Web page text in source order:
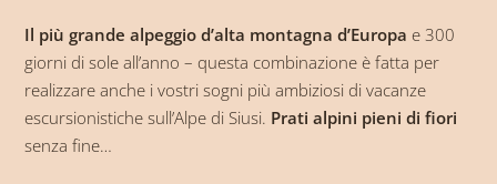
Volete qualcosa di molto speciale per la vostra vacanza in
Alto Adige? Che ne dite di una baita tradizionale sull’Alpe di
Siusi? Il Plieghof ha una capanna propria, che si può
affittare tutto l’anno. Sull’Alpe di Siusi…